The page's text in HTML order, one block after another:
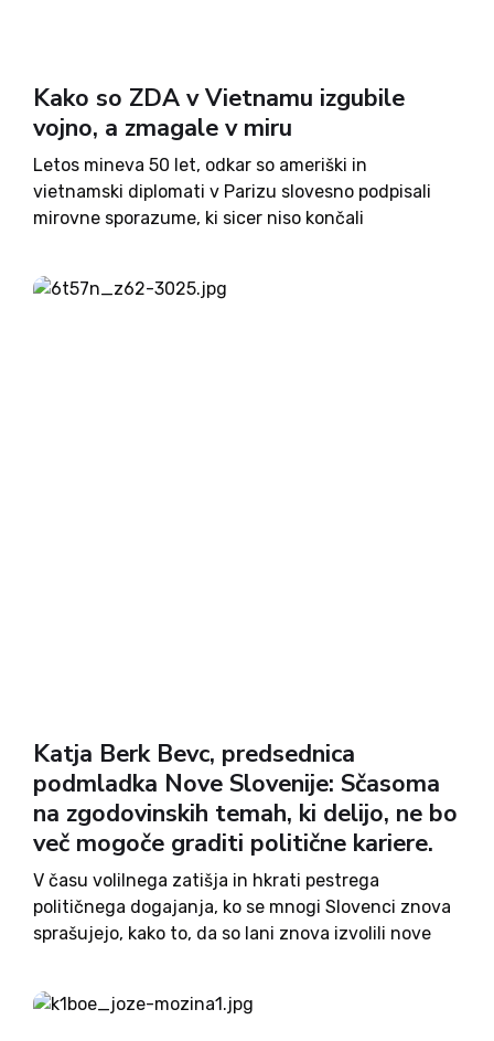
Kako so ZDA v Vietnamu izgubile
vojno, a zmagale v miru
Letos mineva 50 let, odkar so ameriški in
vietnamski diplomati v Parizu slovesno podpisali
mirovne sporazume, ki sicer niso končali
Sporazum je omogočil vrnitev ameriških vojakov in
vojnih ujetnikov v Ameriko...
Katja Berk Bevc, predsednica
podmladka Nove Slovenije: Sčasoma
na zgodovinskih temah, ki delijo, ne bo
več mogoče graditi politične kariere.
V času volilnega zatišja in hkrati pestrega
političnega dogajanja, ko se mnogi Slovenci znova
sprašujejo, kako to, da so lani znova izvolili nove
ni nepomembno, kako se politiki gradijo skozi
kariero in...